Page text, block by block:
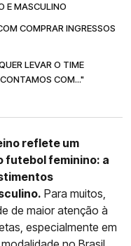
E MASCULINO
COMPRAR INGRESSOS
LEVAR O TIME
COM..."
reflete um
futebol feminino: a
Para muitos,
de maior atenção à
especialmente em